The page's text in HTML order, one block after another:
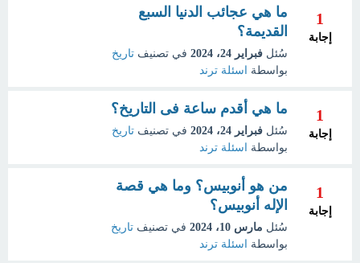
1
إجابة
ما هي عجائب الدنيا السبع
القديمة؟
سُئل فبراير 24، 2024 في تصنيف تاريخ
بواسطة
اسئلة ترند
1
إجابة
ما هي أقدم ساعة فى التاريخ؟
سُئل فبراير 24، 2024 في تصنيف تاريخ
بواسطة
اسئلة ترند
1
إجابة
من هو أنوبيس؟ وما هي قصة
الإله أنوبيس؟
سُئل مارس 10، 2024 في تصنيف تاريخ
بواسطة
اسئلة ترند